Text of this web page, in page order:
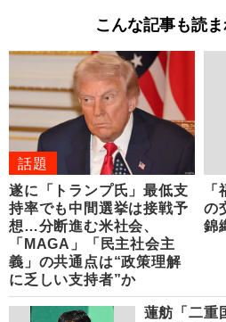
こんな記事も読
話題
遂に「トランプ氏」最低支
持率でも中間選挙は接戦予
想…分断進む米社会、
「MAGA」「民主社会主
義」の共通点は“政策理解
に乏しい支持者”か
の
錦
蓮舫「二